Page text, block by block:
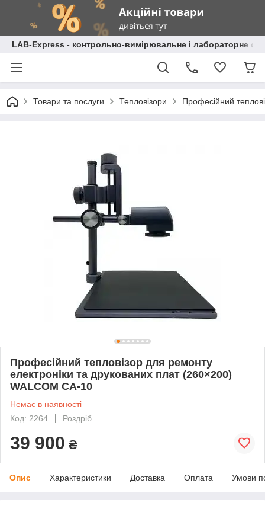
LAB-Express - контрольно-вимірювальне і лабораторне
Товари та послуги Тепловізори Професійний
Професійний тепловізор для ремонту
електроніки та друкованих плат (260×200)
WALCOM CA-10
Немає в наявності
Код: 2264
Роздріб
39 900 ₴
Опис Характеристики Доставка Оплата Умови